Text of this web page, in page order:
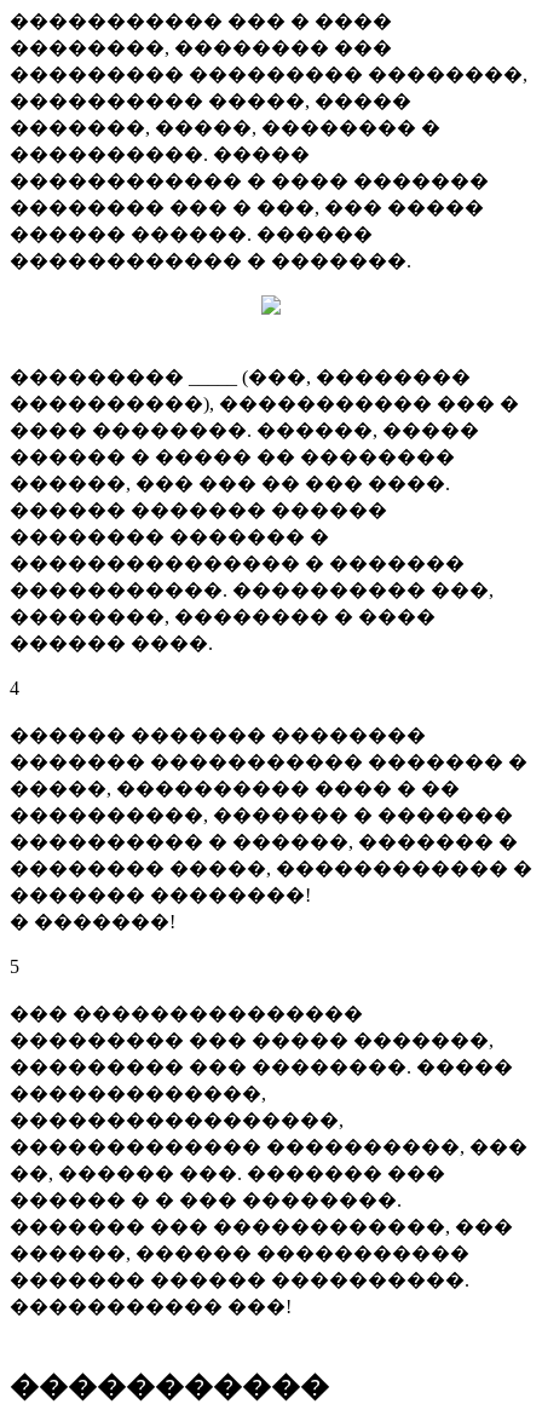
����������� ��� � ����
��������, �������� ���
��������� ��������� ��������,
���������� �����, �����
�������, �����, �������� �
����������. �����
������������ � ���� �������
�������� ��� � ���, ��� �����
������ ������. ������
������������ � �������.
��������� _____ (���, ��������
����������), ����������� ��� �
���� ��������. ������, �����
������ � ����� �� ��������
������, ��� ��� �� ��� ����.
������ ������� ������
�������� ������� �
��������������� � �������
�����������. ���������� ���,
��������, �������� � ����
������ ����.
4
������ ������� ��������
������� ����������� ������� �
�����, ���������� ���� � ��
����������, ������� � �������
���������� � ������, ������� �
�������� �����, ������������ �
������� ��������!
� �������!
5
��� ���������������
��������� ��� ����� �������,
��������� ��� ��������. �����
�������������,
�����������������,
������������� ����������, ���
��, ������ ���. ������� ���
������ � � ��� ��������.
������� ��� ������������, ���
������, ������ �����������
������� ������ ����������.
����������� ���!
�����������